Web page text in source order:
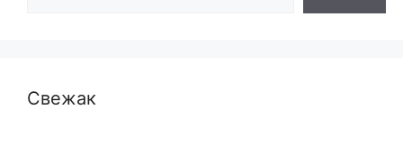
Свежак